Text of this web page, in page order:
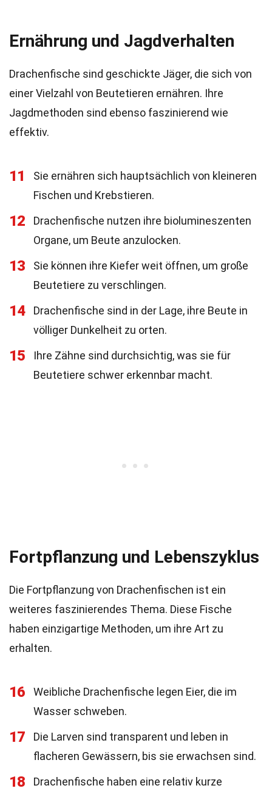
Ernährung und Jagdverhalten
Drachenfische sind geschickte Jäger, die sich von
einer Vielzahl von Beutetieren ernähren. Ihre
Jagdmethoden sind ebenso faszinierend wie
effektiv.
11
Sie ernähren sich hauptsächlich von kleineren
Fischen und Krebstieren.
12
Drachenfische nutzen ihre biolumineszenten
Organe, um Beute anzulocken.
13
Sie können ihre Kiefer weit öffnen, um große
Beutetiere zu verschlingen.
14
Drachenfische sind in der Lage, ihre Beute in
völliger Dunkelheit zu orten.
15
Ihre Zähne sind durchsichtig, was sie für
Beutetiere schwer erkennbar macht.
Fortpflanzung und Lebenszyklus
Die Fortpflanzung von Drachenfischen ist ein
weiteres faszinierendes Thema. Diese Fische
haben einzigartige Methoden, um ihre Art zu
erhalten.
16
Weibliche Drachenfische legen Eier, die im
Wasser schweben.
17
Die Larven sind transparent und leben in
flacheren Gewässern, bis sie erwachsen sind.
18
Drachenfische haben eine relativ kurze